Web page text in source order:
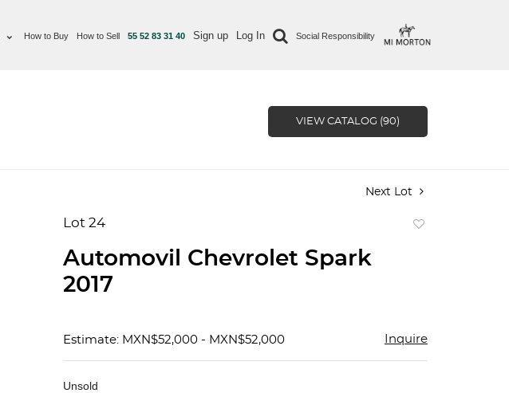
How to Buy How to Sell 55 52 83 31 40 Sign up Log In Social Responsibility
VIEW CATALOG (90)
Next Lot
Lot 24
Automovil Chevrolet Spark
2017
Estimate: MXN$52,000 - MXN$52,000 Inquire
Unsold